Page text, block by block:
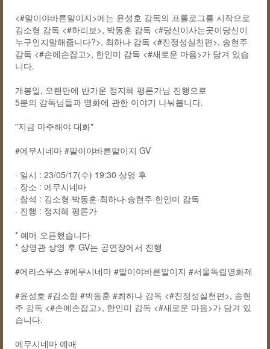
<#말이야바른말이지>에는 윤성호 감독의 프롤로그를 시작으로
김소형 감독 <#하리보>, 박동훈 감독 <#당신이사는곳이당신이
누구인지말해줍니다?>, 최하나 감독 <#진정성실천편>, 송현주
감독 <#손에손잡고>, 한인미 감독 <#새로운 마음>가 담겨 있습
니다.
개봉일, 오랜만에 반가운 정지혜 평론가님 진행으로
5분의 감독님들과 영화에 관한 이야기 나눠봅니다.
"지금 마주해야 대화"
#에무시네마 #말이야바른말이지 GV
· 일시 : 23/05/17(수) 19:30 상영 후
· 장소 : 에무시네마
· 참석 : 김소형·박동훈·최하나·송현주·한인미 감독
· 진행 : 정지혜 평론가
* 예매 오픈했습니다
* 상영관 상영 후 GV는 공연장에서 진행
#에라스무스 #에무시네마 #말이야바른말이지 #서울독립영화제
#윤성호 #김소형 #박동훈 #최하나 감독 <#진정성실천편>, 송현
주 감독 <#손에손잡고>, 한인미 감독 <#새로운 마음>가 담겨 있
습니다.
에무시네마 예매